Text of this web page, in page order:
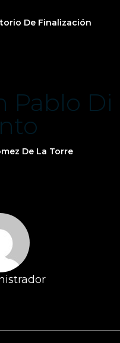
Pablo Di
De La Torre